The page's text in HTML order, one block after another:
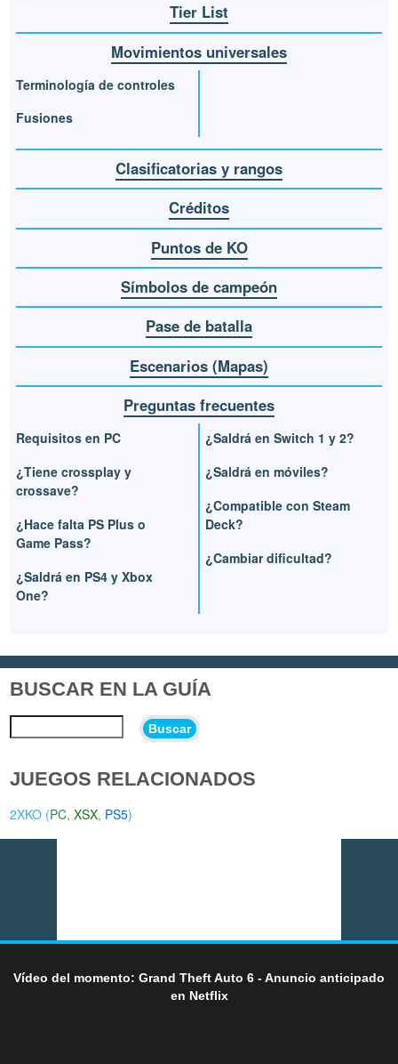
Tier List
Movimientos universales
Terminología de controles
Fusiones
Clasificatorias y rangos
Créditos
Puntos de KO
Símbolos de campeón
Pase de batalla
Escenarios (Mapas)
Preguntas frecuentes
Requisitos en PC
¿Tiene crossplay y
crossave?
¿Hace falta PS Plus o
Game Pass?
¿Saldrá en PS4 y Xbox
One?
¿Saldrá en Switch 1 y 2?
¿Saldrá en móviles?
¿Compatible con Steam
Deck?
¿Cambiar dificultad?
BUSCAR EN LA GUÍA
Buscar
JUEGOS RELACIONADOS
2XKO (PC,XSX, PS5)
Vídeo del momento: Grand Theft Auto 6 - Anuncio anticipado
en Netflix